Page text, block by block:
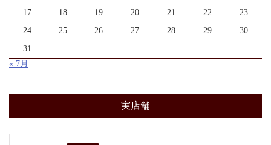
17
18 19 20 21 22
23
24
25 26 27 28 29
30
31
« 7月
実店舗